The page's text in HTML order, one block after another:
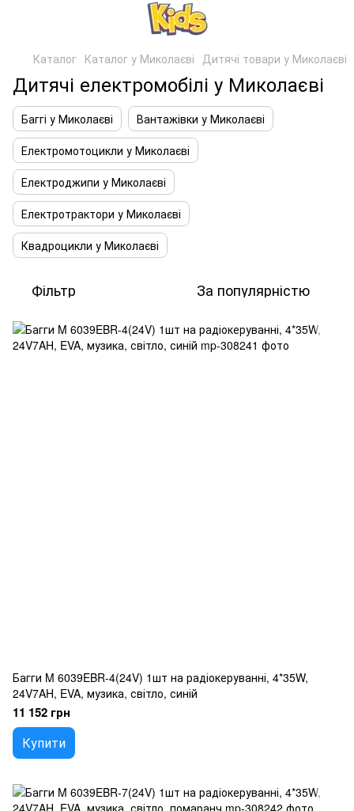
Каталог Каталог у Миколаєві Дитячі товари у Миколаєві
Дитячі електромобілі у Миколаєві
Баггі у Миколаєві
Вантажівки у Миколаєві
Електромотоцикли у Миколаєві
Електроджипи у Миколаєві
Електротрактори у Миколаєві
Квадроцикли у Миколаєві
Фільтр За популярністю
Багги M 6039EBR-4(24V) 1шт на радіокеруванні, 4*35W,
24V7AH, EVA, музика, світло, синій
11 152 грн
Купити